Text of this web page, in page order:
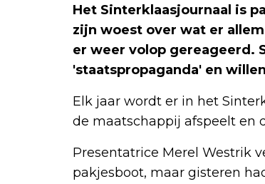
Het Sinterklaasjournaal is
zijn woest over wat er
er weer volop gereageerd.
'staatspropaganda' en
Elk jaar wordt er in het
de maatschappij afspeelt en
Presentatrice Merel Westrik
pakjesboot, maar gisteren